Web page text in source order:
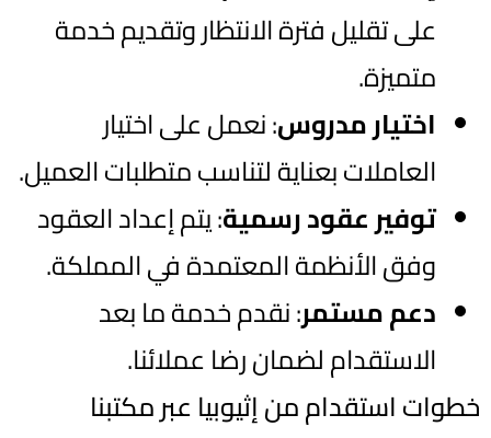
على تقليل فترة الانتظار وتقديم خدمة
متميزة.
اختيار مدروس: نعمل على اختيار
العاملات بعناية لتناسب متطلبات العميل.
توفير عقود رسمية: يتم إعداد العقود
وفق الأنظمة المعتمدة في المملكة.
دعم مستمر: نقدم خدمة ما بعد
الاستقدام لضمان رضا عملائنا.
خطوات استقدام من إثيوبيا عبر مكتبنا